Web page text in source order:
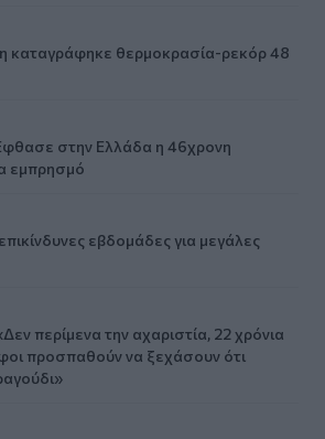
καταγράφηκε θερμοκρασία-ρεκόρ 48
στην Ελλάδα η 46χρονη
εμπρησμό
εβδομάδες για μεγάλες
περίμενα την αχαριστία, 22 χρόνια
προσπαθούν να ξεχάσουν ότι